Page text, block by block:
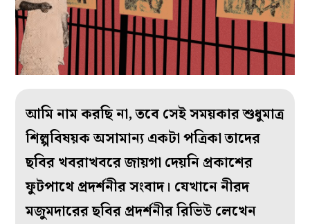
আমি নাম করছি না, তবে সেই সময়কার শুধুমাত্র
শিল্পবিষয়ক অসামান্য একটা পত্রিকা তাদের
ছবির খবরাখবরে জায়গা দেয়নি প্রকাশের
ফুটপাথে প্রদর্শনীর সংবাদ। যেখানে নীরদ
মজুমদারের ছবির প্রদর্শনীর রিভিউ লেখেন